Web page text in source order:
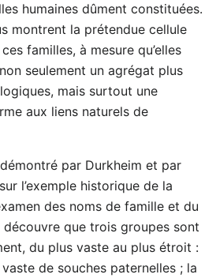
humaines dûment constituées.
montrent la prétendue cellule
familles, à mesure qu’elles
seulement un agrégat plus
mais surtout une
aux liens naturels de
par Durkheim et par
l’exemple historique de la
des noms de famille et du
que trois groupes sont
du plus vaste au plus étroit :
de souches paternelles ; la